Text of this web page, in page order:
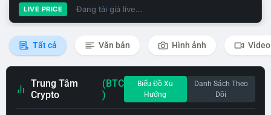
LIVE PRICE Đang tải giá live...
Tất cả Văn bản Hình ảnh Video
Trung Tâm
Crypto
(BTC
)
Biểu Đồ Xu
Hướng
Danh Sách Theo
Dõi